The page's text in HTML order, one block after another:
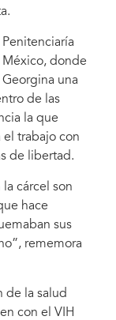
México, donde
una
de las
la que
el trabajo con
de libertad.
cárcel son
hace
sus
rememora
de la salud
con el VIH